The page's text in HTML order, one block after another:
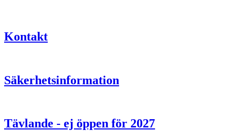
Kontakt
Säkerhetsinformation
Tävlande - ej öppen för 2027